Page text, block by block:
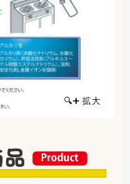
🔍➕ 拡大